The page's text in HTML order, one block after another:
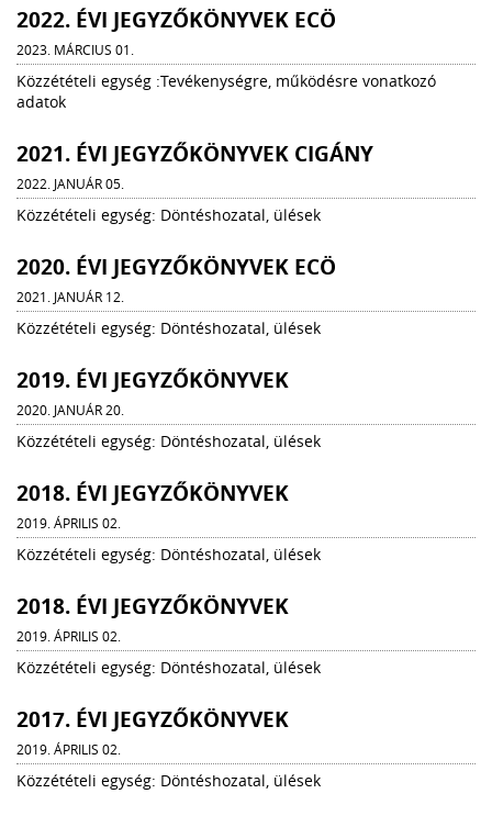
2022. ÉVI JEGYZŐKÖNYVEK ECÖ
2023. MÁRCIUS 01.
Közzétételi egység :Tevékenységre, működésre vonatkozó
adatok
2021. ÉVI JEGYZŐKÖNYVEK CIGÁNY
2022. JANUÁR 05.
Közzétételi egység: Döntéshozatal, ülések
2020. ÉVI JEGYZŐKÖNYVEK ECÖ
2021. JANUÁR 12.
Közzétételi egység: Döntéshozatal, ülések
2019. ÉVI JEGYZŐKÖNYVEK
2020. JANUÁR 20.
Közzétételi egység: Döntéshozatal, ülések
2018. ÉVI JEGYZŐKÖNYVEK
2019. ÁPRILIS 02.
Közzétételi egység: Döntéshozatal, ülések
2018. ÉVI JEGYZŐKÖNYVEK
2019. ÁPRILIS 02.
Közzétételi egység: Döntéshozatal, ülések
2017. ÉVI JEGYZŐKÖNYVEK
2019. ÁPRILIS 02.
Közzétételi egység: Döntéshozatal, ülések